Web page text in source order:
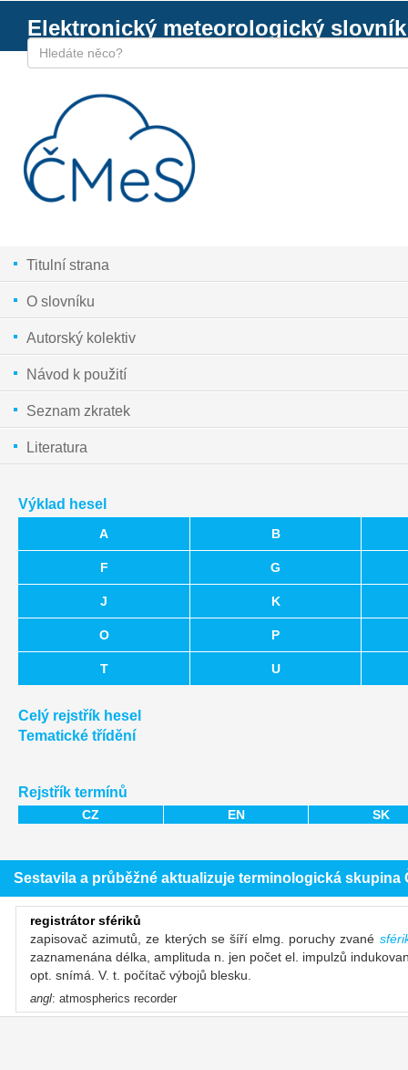
Elektronický meteorologický slovník
Titulní strana
O slovníku
Autorský kolektiv
Návod k použití
Seznam zkratek
Literatura
Výklad hesel
A B
F G
J K
O P
T U
Celý rejstřík hesel
Tematické třídění
Rejstřík termínů
CZ EN SK
Sestavila a průběžné aktualizuje terminologická
registrátor sfériků
zapisovač azimutů, ze kterých se šíří elmg. poruchy zvané
zaznamenána délka, amplituda n. jen počet el. impulzů
opt. snímá. V. t. počítač výbojů blesku.
angl: atmospherics recorder